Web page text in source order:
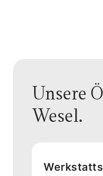
Unsere
Wesel.